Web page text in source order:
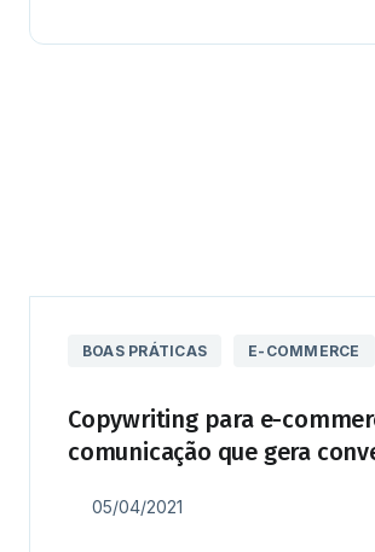
BOAS PRÁTICAS E-COMMERCE
Copywriting para e-
comunicação que gera
05/04/2021